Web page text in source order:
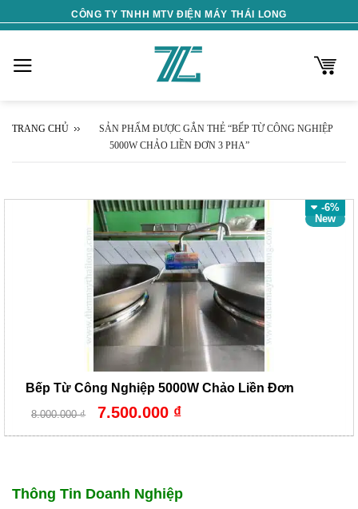
to
CÔNG TY TNHH MTV ĐIỆN MÁY THÁI LONG
TRANG CHỦ
SẢN PHẨM ĐƯỢC GẮN THẺ “BẾP TỪ CÔNG NGHIỆP
5000W CHẢO LIỀN ĐƠN 3 PHA”
-6%
New
Bếp Từ Công Nghiệp 5000W Chảo Liền Đơn
8.000.000₫
Giá
gốc
8.000.000 ₫.
7.500.000 ₫Giá
hiện
là:
Thông Tin Doanh Nghiệp